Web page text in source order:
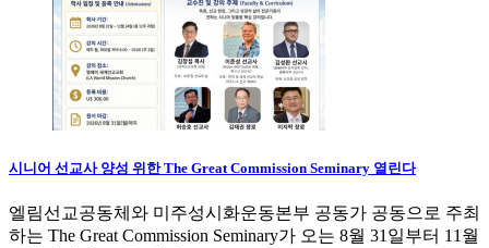
시니어 선교사 양성 위한 The Great Commission Seminary 열린다
엘림선교공동체와 미주성시화운동본부 공동가 공동으로 주최
하는 The Great Commission Seminary가 오는 8월 31일부터 11월